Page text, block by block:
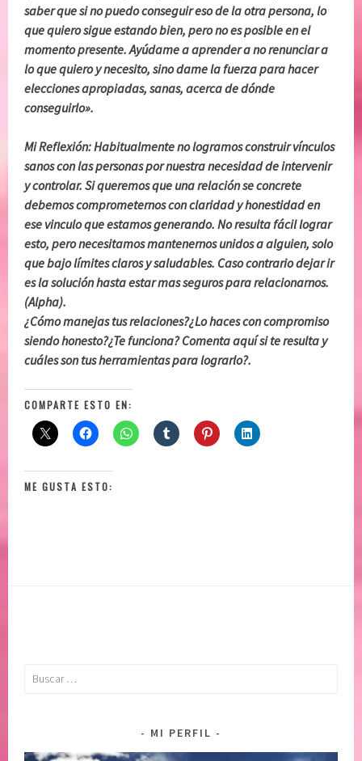
saber que si no puedo conseguir eso de la otra persona, lo
que quiero sigue estando bien, pero no es posible en el
momento presente. Ayúdame a aprender a no renunciar a
lo que quiero y necesito, sino dame la fuerza para hacer
elecciones apropiadas, sanas, acerca de dónde
conseguirlo».
Mi Reflexión: Habitualmente no logramos construir vínculos
sanos con las personas por nuestra necesidad de intervenir
y controlar. Si queremos que una relación se concrete
debemos comprometernos con claridad y honestidad en
ese vinculo que estamos generando. No resulta fácil lograr
esto, pero necesitamos mantenernos unidos a alguien, solo
que bajo límites claros y saludables. Caso contrario dejar ir
es la solución hasta estar mas seguros para relacionarnos.
(Alpha).
¿Cómo manejas tus relaciones?¿Lo haces con compromiso
siendo honesto?¿Te funciona? Comenta aquí si te resulta y
cuáles son tus herramientas para lograrlo?.
COMPARTE ESTO EN:
ME GUSTA ESTO:
Buscar:
MI PERFIL